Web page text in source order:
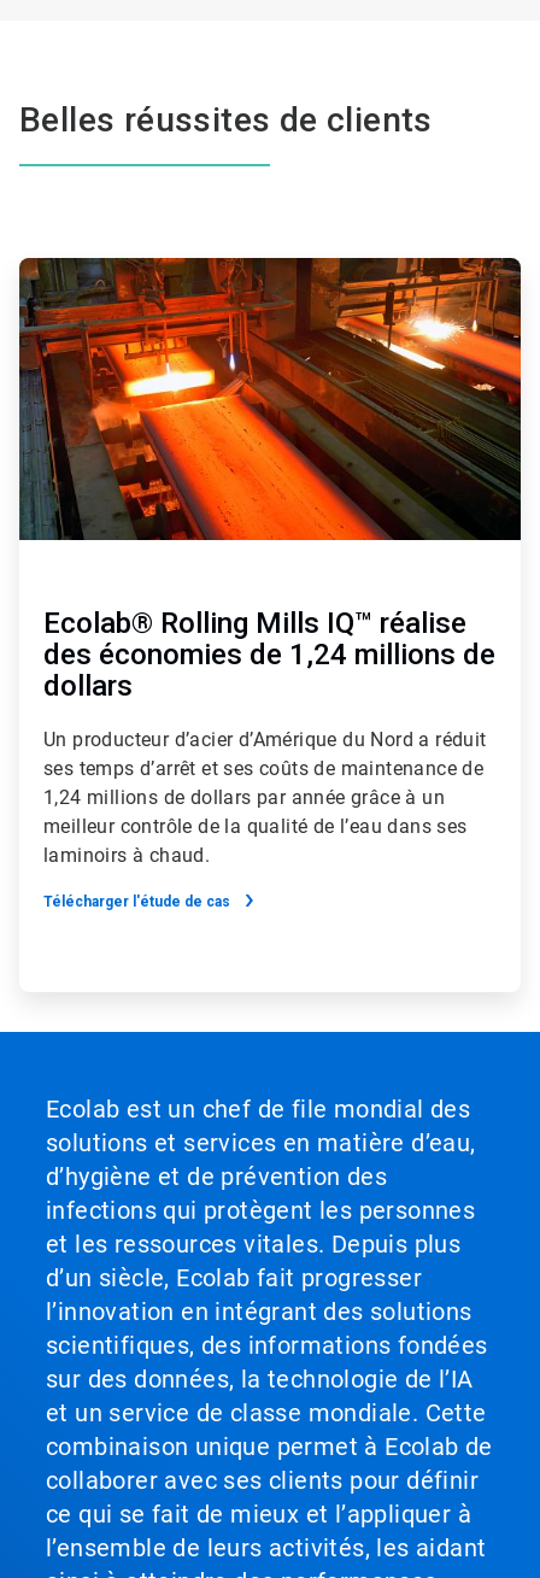
Belles réussites de clients
Ecolab® Rolling Mills IQ™ réalise
des économies de 1,24 millions de
dollars
Un producteur d’acier d’Amérique du Nord a réduit
ses temps d’arrêt et ses coûts de maintenance de
1,24 millions de dollars par année grâce à un
meilleur contrôle de la qualité de l’eau dans ses
laminoirs à chaud.
Télécharger l'étude de cas
Ecolab est un chef de file mondial des
solutions et services en matière d’eau,
d’hygiène et de prévention des
infections qui protègent les personnes
et les ressources vitales. Depuis plus
d’un siècle, Ecolab fait progresser
l’innovation en intégrant des solutions
scientifiques, des informations fondées
sur des données, la technologie de l’IA
et un service de classe mondiale. Cette
combinaison unique permet à Ecolab de
collaborer avec ses clients pour définir
ce qui se fait de mieux et l’appliquer à
l’ensemble de leurs activités, les aidant